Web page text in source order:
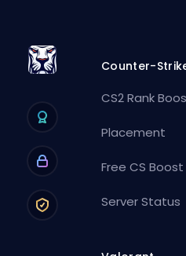
Counter-
CS2 Rank
Placement
Free CS Boost
Server Status